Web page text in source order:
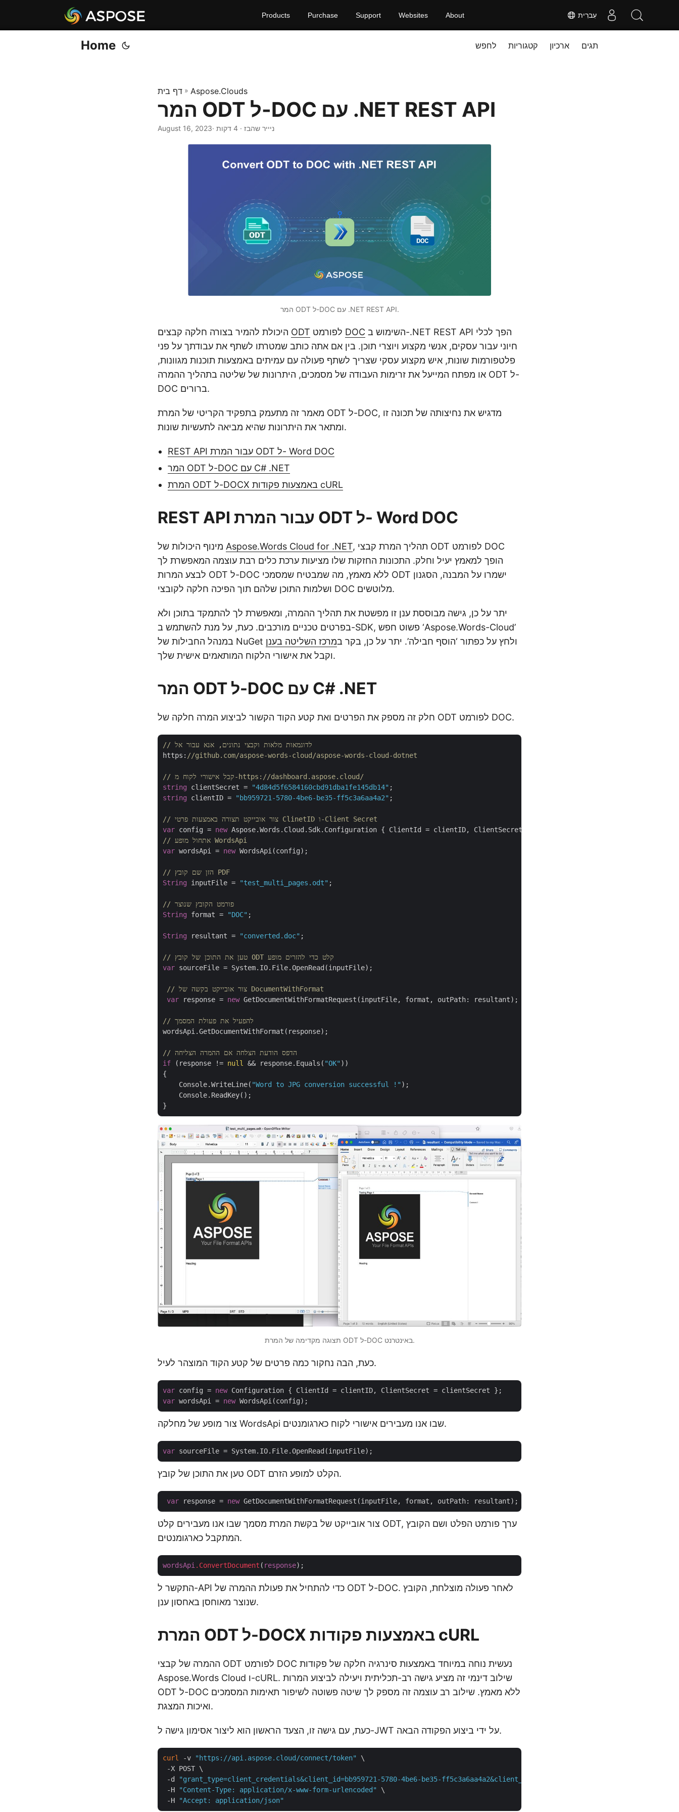
עִברִית Products Purchase Support Websites About
Home לחפש קטגוריות ארכיון תגים
דף בית » Aspose.Clouds
המר ODT ל-DOC עם .NET REST API
August 16, 2023 · ניייר שהבז · 4 דקות
המר ODT ל-DOC עם .NET REST API.
ODT DOC
חיוני עבור עסקים, אנשי מקצוע ויוצרי תוכן. בין אם אתה כותב שמטרתו לשתף את עבודתך על פני
פלטפורמות שונות, איש מקצוע עסקי שצריך לשתף פעולה עם עמיתים באמצעות תוכנות מגוונות,
או מפתח המייעל את זרימות העבודה של מסמכים, היתרונות של שליטה בתהליך ההמרה ODT ל-
DOC ברורים.
מאמר זה מתעמק בתפקיד הקריטי של המרת ODT ל-DOC, מדגיש את נחיצותה של תכונה זו
ומתאר את היתרונות שהיא מביאה לתעשיות שונות.
REST API עבור המרת ODT ל- Word DOC
המר ODT ל-DOC עם C# .NET
המרת ODT ל-DOCX באמצעות פקודות cURL
REST API עבור המרת ODT ל- Word DOC
Aspose.Words Cloud for .NET, תהליך המרת קבצי ODT לפורמט DOC
הופך למאמץ יעיל וחלק. התכונות החזקות שלו מציעות ערכת כלים רבת עוצמה המאפשרת לך
לבצע המרות ODT ל-DOC ללא מאמץ, מה שמבטיח שמסמכי ODT ישמרו על המבנה, הסגנון
ושלמות התוכן שלהם תוך הפיכה חלקה לקובצי DOC מלוטשים.
יתר על כן, גישה מבוססת ענן זו מפשטת את תהליך ההמרה, ומאפשרת לך להתמקד בתוכן ולא
בפרטים טכניים מורכבים. כעת, על מנת להשתמש ב-SDK, פשוט חפש ‘Aspose.Words-Cloud’
במנהל החבילות של NuGet ולחץ על כפתור ‘הוסף חבילה’. יתר על כן, בקר במרכז השליטה בענן
וקבל את אישורי הלקוח המותאמים אישית שלך.
המר ODT ל-DOC עם C# .NET
חלק זה מספק את הפרטים ואת קטע הקוד הקשור לביצוע המרה חלקה של ODT לפורמט DOC.
https: //github.com/aspose-words-cloud/aspose-words-cloud-dotnet
// קבל אישורי לקוח מ-https://dashboard.aspose.cloud/
string clientSecret = "4d84d5f6584160cbd91dba1fe145db14"
string clientID = "bb959721-5780-4be6-be35-ff5c3a6aa4a2" ;
// צור אובייקט תצורה באמצעות פרטי ClinetID ו-Client Secret
var config = new
// אתחול מופע WordsApi
var wordsApi = new WordsApi(config);
// הזן שם קובץ PDF
String inputFile = "test_multi_pages.odt" ;
// פורמט הקובץ שנוצר
String format = "DOC" ;
String resultant = "converted.doc" ;
// טען את התוכן של קובץ ODT קלט כדי להזרים מופע
var sourceFile = System.IO.File.OpenRead(inputFile);
// צור אובייקט בקשה של DocumentWithFormat
var response = new GetDocumentWithFormatRequest(inputFile, format, outPath: resultant);
// להפעיל את פעולת המסמך
wordsApi.GetDocumentWithFormat(response);
// הדפס הודעת הצלחה אם ההמרה הצליחה
if (response != null && response.Equals( "OK" ))
{
    Console.WriteLine(
"Word to JPG conversion successful !" );
    Console.ReadKey();
תצוגה מקדימה של המרת ODT ל-DOC באינטרנט.
כעת, הבה נחקור כמה פרטים של קטע הקוד המוצהר לעיל.
var config = new
var wordsApi = new
צור מופע של מחלקה WordsApi שבו אנו מעבירים אישורי לקוח כארגומנטים.
var
טען את התוכן של קובץ ODT הקלט למופע הזרם.
var response = new
צור אובייקט של בקשת המרת מסמך שבו אנו מעבירים קלט ODT, ערך פורמט הפלט ושם הקובץ
המתקבל כארגומנטים.
wordsApi .ConvertDocument ( response
התקשר ל-API כדי להתחיל את פעולת ההמרה של ODT ל-DOC. לאחר פעולה מוצלחת, הקובץ
שנוצר מאוחסן באחסון ענן.
המרת ODT ל-DOCX באמצעות פקודות cURL
ההמרה של קבצי ODT לפורמט DOC נעשית נוחה במיוחד באמצעות סינרגיה חלקה של פקודות
Aspose.Words Cloud ו-cURL. שילוב דינמי זה מציע גישה רב-תכליתית ויעילה לביצוע המרות
ODT ל-DOC ללא מאמץ. שילוב רב עוצמה זה מספק לך שיטה פשוטה לשיפור תאימות המסמכים
ואיכות המצגת.
כעת, עם גישה זו, הצעד הראשון הוא ליצור אסימון גישה ל-JWT על ידי ביצוע הפקודה הבאה.
curl -v "https://api.aspose.cloud/connect/token"
\
-X POST \
-d
"grant_type=client_credentials&client_id=bb959721-5780-4be6-be35-
-H
"Content-Type: application/x-www-form-urlencoded"
\
-H
"Accept: application/json"